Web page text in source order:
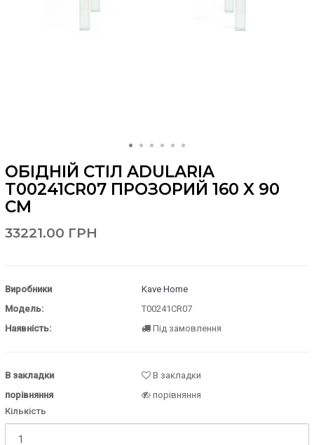
ОБІДНІЙ СТІЛ ADULARIA
T00241CR07 ПРОЗОРИЙ 160 X 90
СМ
33221.00 ГРН
Виробники
Kave Home
Модель:
T00241CR07
Наявність:
Під замовлення
В закладки
В закладки
порівняння
порівняння
Кількість